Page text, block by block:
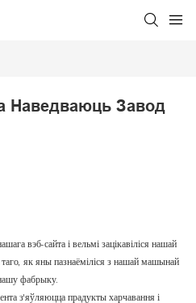
Наведваюць Завод
вэб-сайта і вельмі зацікавіліся нашай
як яны пазнаёміліся з нашай машынай
фабрыку.
з'яўляюцца прадукты харчавання і